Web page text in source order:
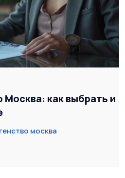
Москва: как выбрать и
москва